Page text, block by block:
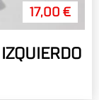
17,00 €